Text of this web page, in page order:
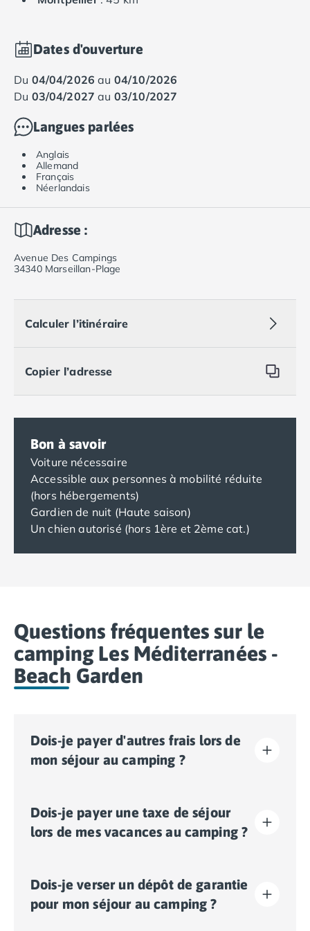
Dates d'ouverture
du 04/04/2026 au 04/10/2026
du 03/04/2027 au 03/10/2027
Langues parlées
Anglais
Allemand
Français
Néerlandais
Adresse :
Avenue Des Campings
34340 Marseillan-Plage
Calculer l’itinéraire
Copier l’adresse
Bon à savoir
Voiture nécessaire
Accessible aux personnes à mobilité réduite
(hors hébergements)
Gardien de nuit (Haute saison)
Un chien autorisé (hors 1ère et 2ème cat.)
Questions fréquentes sur le
camping Les Méditerranées -
Beach Garden
Dois-je payer d'autres frais lors de
mon séjour au camping ?
afin de financer une partie des actions de
développement durable du camping. Il vous faudra
donc l’acquitter lors de votre enregistrement en ligne
Dois-je payer une taxe de séjour
lors de mes vacances au camping ?
sites touristiques. Il vous faudra donc l’acquitter lors
de votre enregistrement en ligne ou une fois sur place.
Dois-je verser un dépôt de garantie
pour mon séjour au camping ?